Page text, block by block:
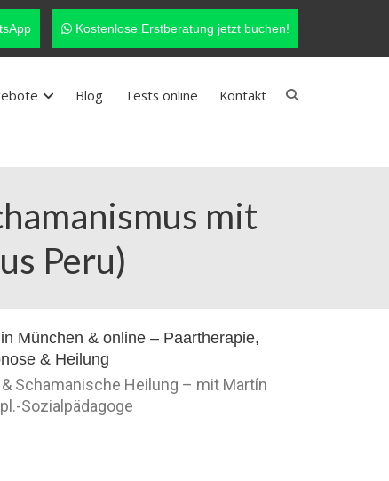
Kostenlose Erstberatung jetzt buchen!
Blog Tests online Kontakt
mit
Peru)
Schamanische Heilung – mit Martín
Sozialpädagoge